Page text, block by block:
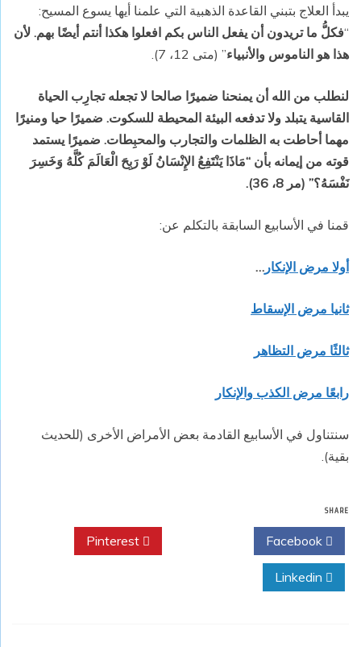
يبدأ العلاج بتبني القاعدة الذهبية التي علمنا أيها يسوع المسيح:
“فكلُّ ما تريدون أن يفعل الناس بكم افعلوا هكذا أنتم أيضًا بهم. لأن
هذا هو الناموس والأنبياء” (متى 12، 7).
لنطلب من الله أن يمنحنا ضميرًا صالحا لا تجعله تجارِب الحياة
القاسية يتبلد ولا تدفعه البيئة المحيطة للسكوت. ضميرًا حيا ومنيرًا
مهما أحاطت به الظلمات والتجارب والمحبِطات. ضميرًا يستمد
قوته من إيمانه بأن “مَاذَا يَنْتَفِعُ الإِنْسَانُ لَوْ رَبِحَ الْعَالَمَ كُلَّهُ وَخَسِرَ
نَفْسَهُ؟” (مر 8، 36).
قمنا في الأسابيع السابقة بالتكلم عن:
أولا مرض الإنكار …
ثانيا مرض الإسقاط
ثالثًا مرض التظاهر
رابعًا مرض الكذب والإنكار
سنتناول في الأسابيع القادمة بعض الأمراض الأخرى (للحديث
بقية).
SHARE